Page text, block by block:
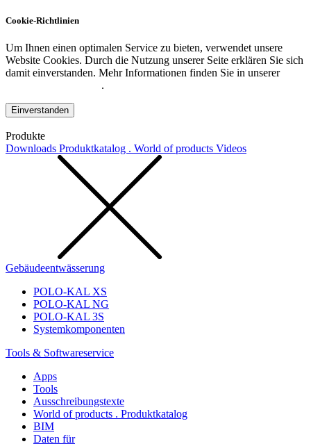
Cookie-Richtlinien
Um Ihnen einen optimalen Service zu bieten, verwendet unsere
Website Cookies. Durch die Nutzung unserer Seite erklären Sie sich
damit einverstanden. Mehr Informationen finden Sie in unserer
.
Einverstanden
Produkte
Downloads Produktkatalog . World of products Videos
Gebäudeentwässerung
POLO-KAL XS
POLO-KAL NG
POLO-KAL 3S
Systemkomponenten
Tools & Softwareservice
Apps
Tools
Ausschreibungstexte
World of products . Produktkatalog
BIM
Daten für